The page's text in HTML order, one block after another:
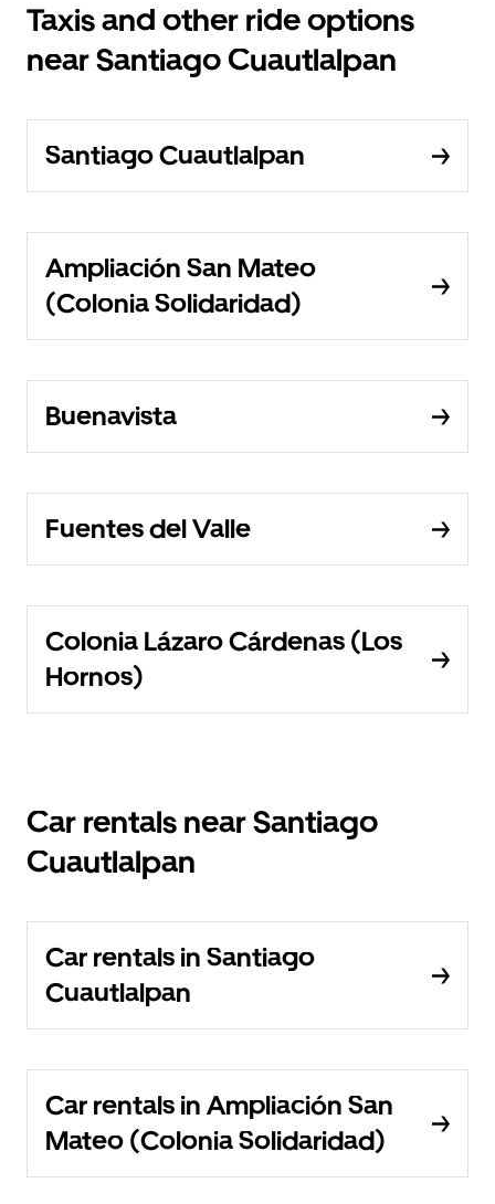
Taxis and other ride options
near Santiago Cuautlalpan
Santiago Cuautlalpan
Ampliación San Mateo
(Colonia Solidaridad)
Buenavista
Fuentes del Valle
Colonia Lázaro Cárdenas (Los
Hornos)
Car rentals near Santiago
Cuautlalpan
Car rentals in Santiago
Cuautlalpan
Car rentals in Ampliación San
Mateo (Colonia Solidaridad)